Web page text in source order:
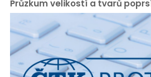
Průzkum velikostí a tvarů